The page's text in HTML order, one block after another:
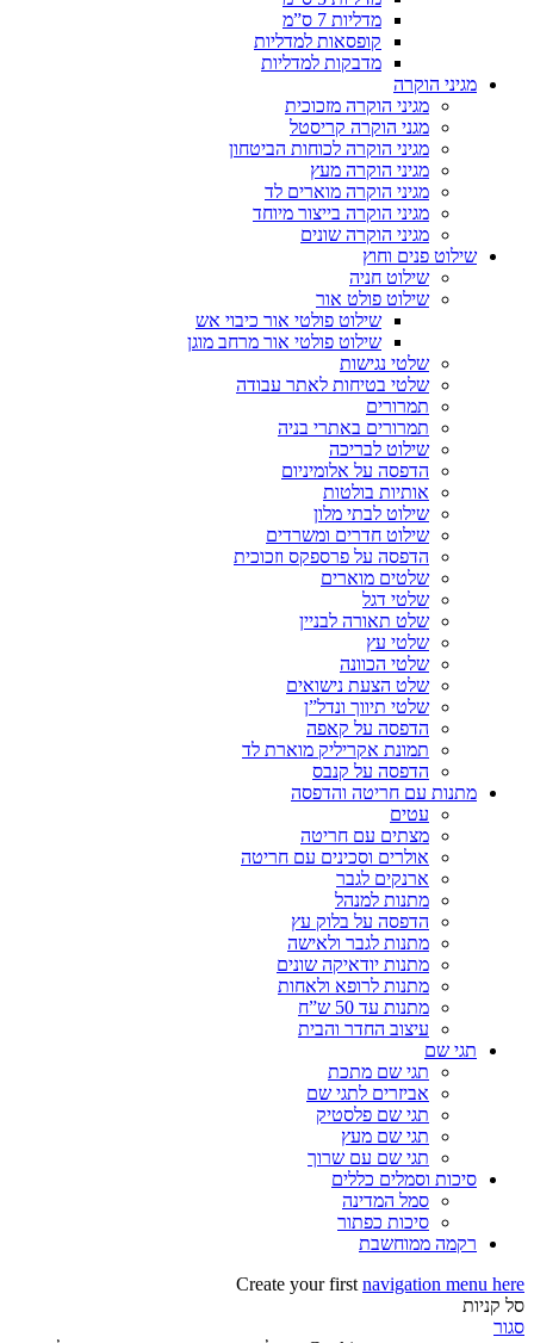
מדליות 7 ס”מ
קופסאות למדליות
מדבקות למדליות
מגיני הוקרה
מגיני הוקרה מזכוכית
מגני הוקרה קריסטל
מגיני הוקרה לכוחות הביטחון
מגיני הוקרה מעץ
מגיני הוקרה מוארים לד
מגיני הוקרה בייצור מיוחד
מגיני הוקרה שונים
שילוט פנים וחוץ
שילוט חניה
שילוט פולט אור
שילוט פולטי אור כיבוי אש
שילוט פולטי אור מרחב מוגן
שלטי נגישות
שלטי בטיחות לאתר עבודה
תמרורים
תמרורים באתרי בניה
שילוט לבריכה
הדפסה על אלומיניום
אותיות בולטות
שילוט לבתי מלון
שילוט חדרים ומשרדים
הדפסה על פרספקס וזכוכית
שלטים מוארים
שלטי דגל
שלט תאורה לבניין
שלטי עץ
שלטי הכוונה
שלט הצעת נישואים
שלטי תיווך ונדל”ן
הדפסה על קאפה
תמונת אקריליק מוארת לד
הדפסה על קנבס
מתנות עם חריטה והדפסה
עטים
מצתים עם חריטה
אולרים וסכינים עם חריטה
ארנקים לגבר
מתנות למנהל
הדפסה על בלוק עץ
מתנות לגבר ולאישה
מתנות יודאיקה שונים
מתנות לרופא ולאחות
מתנות עד 50 ש”ח
עיצוב החדר והבית
תגי שם
תגי שם מתכת
אביזרים לתגי שם
תגי שם פלסטיק
תגי שם מעץ
תגי שם עם שרוך
סיכות וסמלים כללים
סמל המדינה
סיכות כפתור
רקמה ממוחשבת
Create your first navigation menu here
סל קניות
סגור